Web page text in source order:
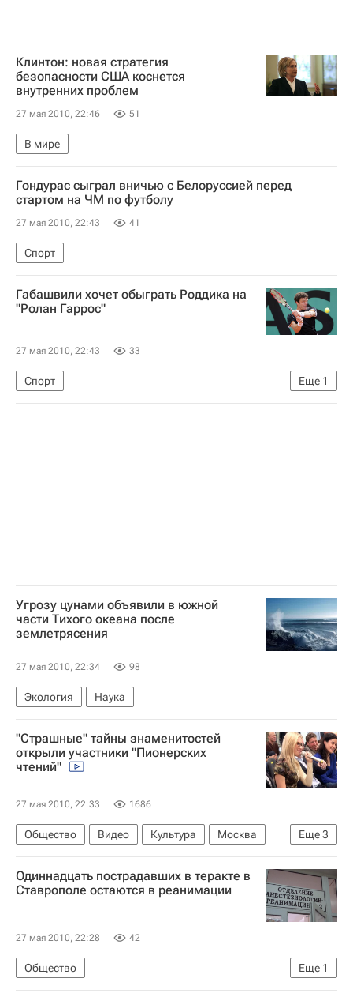
Клинтон: новая стратегия
безопасности США коснется
внутренних проблем
27 мая 2010, 22:46 51
В мире
Гондурас сыграл вничью с Белоруссией перед
стартом на ЧМ по футболу
27 мая 2010, 22:43 41
Спорт
Габашвили хочет обыграть Роддика на
"Ролан Гаррос"
27 мая 2010, 22:43 33
Еще 1
Спорт
Открытый чемпионат Франции по теннису-2010
Угрозу цунами объявили в южной
части Тихого океана после
землетрясения
27 мая 2010, 22:34 98
Экология Наука
"Страшные" тайны знаменитостей
открыли участники "Пионерских
чтений"
27 мая 2010, 22:33 1686
Еще3
Общество Видео Культура
Москва
Weekend: 28-30 мая 2010 года
Общество - Видео
Культура - Видео
Одиннадцать пострадавших в теракте в
Ставрополе остаются в реанимации
27 мая 2010, 22:28 42
Еще 1
Общество
Состояние пострадавших при взрыве в Ставрополе